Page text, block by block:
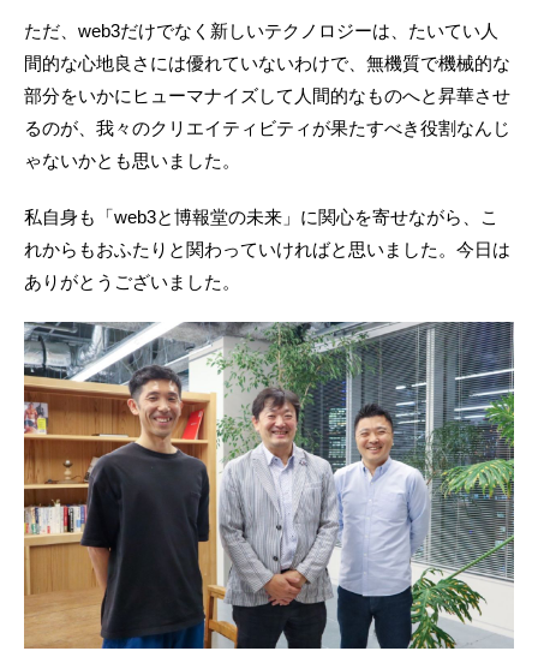
ただ、web3だけでなく新しいテクノロジーは、たいてい人
間的な心地良さには優れていないわけで、無機質で機械的な
部分をいかにヒューマナイズして人間的なものへと昇華させ
るのが、我々のクリエイティビティが果たすべき役割なんじ
ゃないかとも思いました。
私自身も「web3と博報堂の未来」に関心を寄せながら、こ
れからもおふたりと関わっていければと思いました。今日は
ありがとうございました。